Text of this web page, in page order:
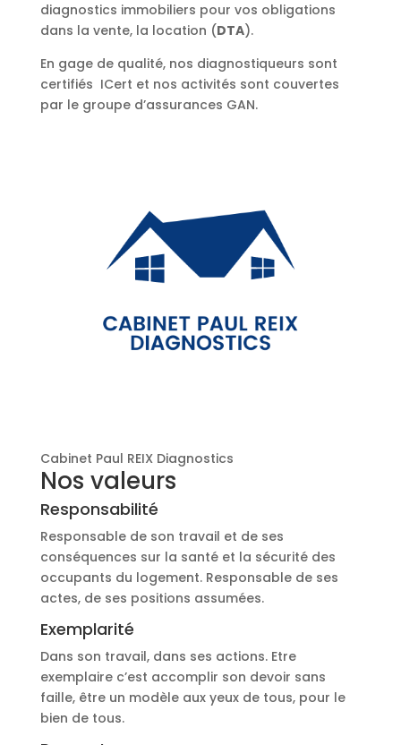
diagnostics immobiliers pour vos obligations
dans la vente, la location (DTA).
En gage de qualité, nos diagnostiqueurs sont
certifiés ICert et nos activités sont couvertes
par le groupe d’assurances GAN.
Cabinet Paul REIX Diagnostics
Nos valeurs
Responsabilité
Responsable de son travail et de ses
conséquences sur la santé et la sécurité des
occupants du logement. Responsable de ses
actes, de ses positions assumées.
Exemplarité
Dans son travail, dans ses actions. Etre
exemplaire c’est accomplir son devoir sans
faille, être un modèle aux yeux de tous, pour le
bien de tous.